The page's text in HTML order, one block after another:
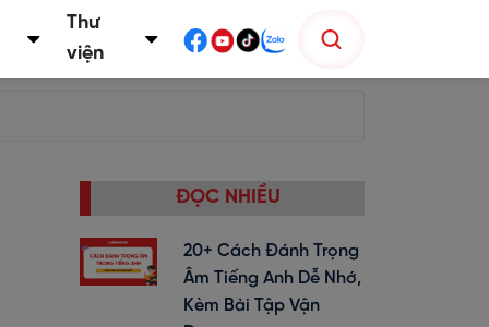
Thư
viện
ĐỌC NHIỀU
20+ Cách Đánh Trọng
Âm Tiếng Anh Dễ Nhớ,
Kèm Bài Tập Vận